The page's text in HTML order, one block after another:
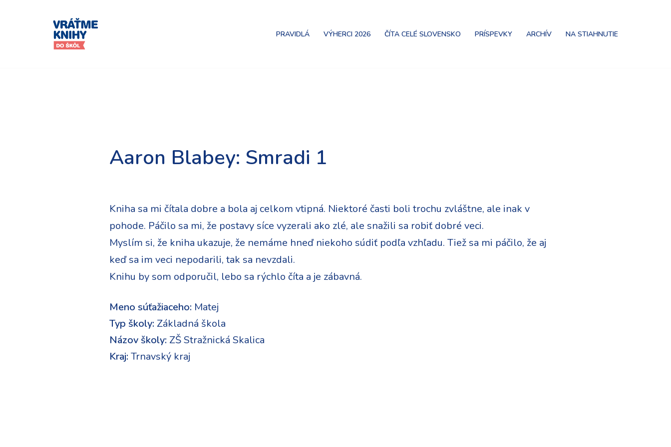
PRAVIDLÁ VÝHERCI 2026 ČÍTA CELÉ SLOVENSKO PRÍSPEVKY ARCHÍV NA STIAHNUTIE
Aaron Blabey: Smradi 1
Kniha sa mi čítala dobre a bola aj celkom vtipná. Niektoré časti boli trochu zvláštne, ale inak v
pohode. Páčilo sa mi, že postavy síce vyzerali ako zlé, ale snažili sa robiť dobré veci.
Myslím si, že kniha ukazuje, že nemáme hneď niekoho súdiť podľa vzhľadu. Tiež sa mi páčilo, že aj
keď sa im veci nepodarili, tak sa nevzdali.
Knihu by som odporučil, lebo sa rýchlo číta a je zábavná.
Meno súťažiaceho: Matej
Typ školy: Základná škola
Názov školy: ZŠ Stražnická Skalica
Kraj: Trnavský kraj